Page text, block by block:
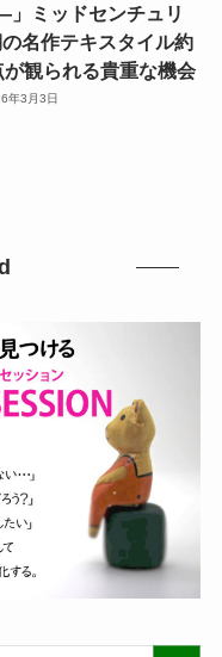
ミッドセンチュリ
名作テキスタイル約
が観られる貴重な機会
年3月3日